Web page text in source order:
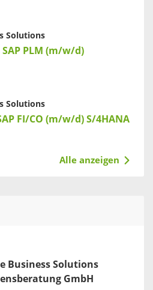
Solutions
PLM (m/w/d)
Solutions
FI/CO (m/w/d) S/4HANA
Alle anzeigen
Business Solutions
GmbH